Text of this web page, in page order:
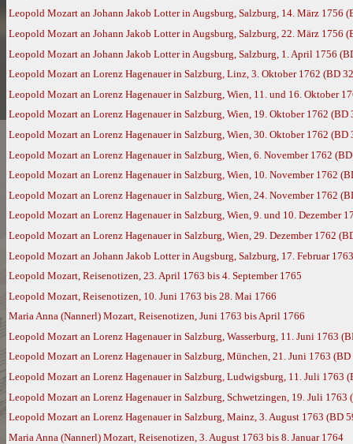
Leopold Mozart an Johann Jakob Lotter in Augsburg, Salzburg, 14. März 1756
Leopold Mozart an Johann Jakob Lotter in Augsburg, Salzburg, 22. März 1756
Leopold Mozart an Johann Jakob Lotter in Augsburg, Salzburg, 1. April 1756
Leopold Mozart an Lorenz Hagenauer in Salzburg, Linz, 3. Oktober 1762 (BD
Leopold Mozart an Lorenz Hagenauer in Salzburg, Wien, 11. und 16. Oktober
Leopold Mozart an Lorenz Hagenauer in Salzburg, Wien, 19. Oktober 1762 (BD
Leopold Mozart an Lorenz Hagenauer in Salzburg, Wien, 30. Oktober 1762 (BD
Leopold Mozart an Lorenz Hagenauer in Salzburg, Wien, 6. November 1762
Leopold Mozart an Lorenz Hagenauer in Salzburg, Wien, 10. November 1762
Leopold Mozart an Lorenz Hagenauer in Salzburg, Wien, 24. November 1762
Leopold Mozart an Lorenz Hagenauer in Salzburg, Wien, 9. und 10. Dezember
Leopold Mozart an Lorenz Hagenauer in Salzburg, Wien, 29. Dezember 1762
Leopold Mozart an Johann Jakob Lotter in Augsburg, Salzburg, 17. Februar
Leopold Mozart, Reisenotizen, 23. April 1763 bis 4. September 1765
Leopold Mozart, Reisenotizen, 10. Juni 1763 bis 28. Mai 1766
Maria Anna (Nannerl) Mozart, Reisenotizen, Juni 1763 bis April 1766
Leopold Mozart an Lorenz Hagenauer in Salzburg, Wasserburg, 11. Juni 1763
Leopold Mozart an Lorenz Hagenauer in Salzburg, München, 21. Juni 1763 (BD
Leopold Mozart an Lorenz Hagenauer in Salzburg, Ludwigsburg, 11. Juli 1763
Leopold Mozart an Lorenz Hagenauer in Salzburg, Schwetzingen, 19. Juli 1763
Leopold Mozart an Lorenz Hagenauer in Salzburg, Mainz, 3. August 1763 (BD
Maria Anna (Nannerl) Mozart, Reisenotizen, 3. August 1763 bis 8. Januar 1764